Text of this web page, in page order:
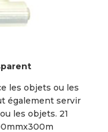
les objets ou les
également servir
les objets. 21